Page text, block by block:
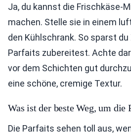
Ja, du kannst die Frischkäse-
machen. Stelle sie in einem
den Kühlschrank. So sparst du
Parfaits zubereitest. Achte
vor dem Schichten gut
eine schöne, cremige Textur.
Was ist der beste Weg, um die
Die Parfaits sehen toll aus,